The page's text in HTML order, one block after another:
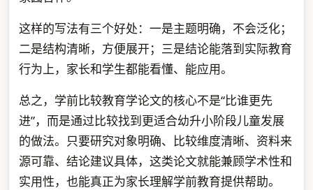
这样的写法有三个好处：一是主题明确，不会泛化；
二是结构清晰，方便展开；三是结论能落到实际教育
行为上，家长和学生都能看懂、能应用。
总之，学前比较教育学论文的核心不是“比谁更先
进”，而是通过比较找到更适合幼升小阶段儿童发展
的做法。只要研究对象明确、比较维度清晰、资料来
源可靠、结论建议具体，这类论文就能兼顾学术性和
实用性，也能真正为家长理解学前教育提供帮助。